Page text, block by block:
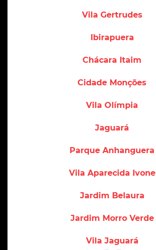
Vila Gertrudes
Ibirapuera
Chácara Itaim
Cidade Monções
Vila Olímpia
Jaguará
Parque Anhanguera
Vila Aparecida Ivone
Jardim Belaura
Jardim Morro Verde
Vila Jaguará